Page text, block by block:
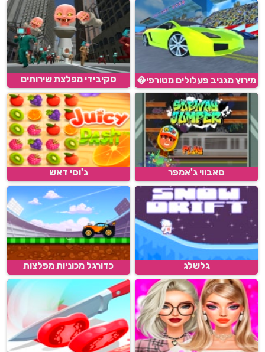
מירוץ מגניב פעלולים מטורפי�
...
סקיבידי מפלצת שירותים
סאבווי ג'אמפר ג'וסי דאש
גלשלג כדורגל מכוניות מפלצות